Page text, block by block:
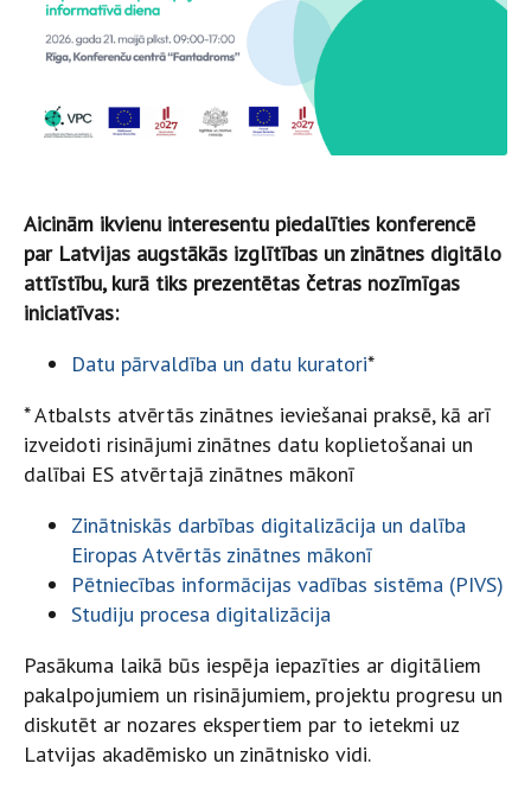
Aicinām ikvienu interesentu piedalīties konferencē
par Latvijas augstākās izglītības un zinātnes digitālo
attīstību, kurā tiks prezentētas četras nozīmīgas
iniciatīvas:
Datu pārvaldība un datu kuratori*
* Atbalsts atvērtās zinātnes ieviešanai praksē, kā arī
izveidoti risinājumi zinātnes datu koplietošanai un
dalībai ES atvērtajā zinātnes mākonī
Zinātniskās darbības digitalizācija un dalība
Eiropas Atvērtās zinātnes mākonī
Pētniecības informācijas vadības sistēma (PIVS)
Studiju procesa digitalizācija
Pasākuma laikā būs iespēja iepazīties ar digitāliem
pakalpojumiem un risinājumiem, projektu progresu un
diskutēt ar nozares ekspertiem par to ietekmi uz
Latvijas akadēmisko un zinātnisko vidi.